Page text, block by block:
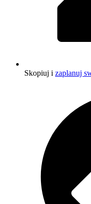
Skopiuj i zaplanuj